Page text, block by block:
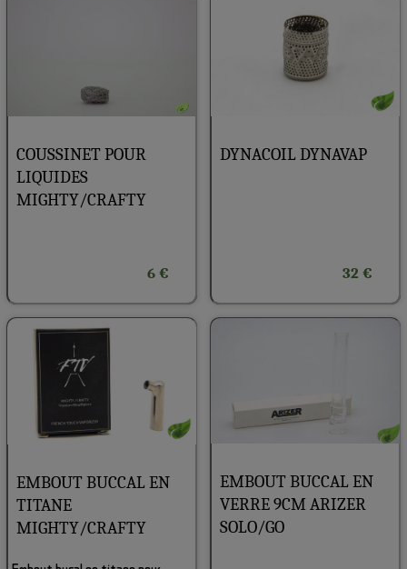
COUSSINET POUR
LIQUIDES
MIGHTY/CRAFTY
6 €
DYNACOIL DYNAVAP
32 €
EMBOUT BUCCAL EN
TITANE
MIGHTY/CRAFTY
EMBOUT BUCCAL EN
VERRE 9CM ARIZER
SOLO/GO